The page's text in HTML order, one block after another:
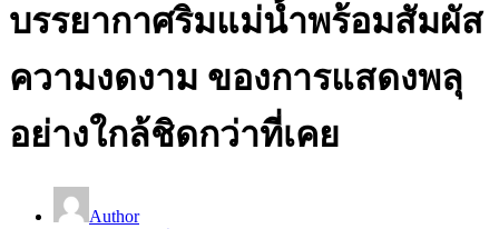
บรรยากาศริมแม่น้ำพร้อมสัมผัส
ความงดงาม ของการแสดงพลุ
อย่างใกล้ชิดกว่าที่เคย
Author